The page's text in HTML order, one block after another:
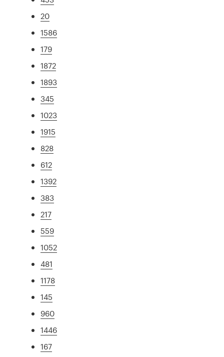
20
1586
179
1872
1893
345
1023
1915
828
612
1392
383
217
559
1052
481
1178
145
960
1446
167